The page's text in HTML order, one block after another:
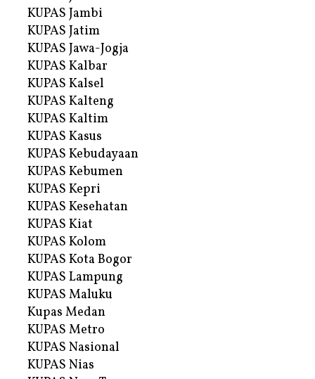
KUPAS Jambi
KUPAS Jatim
KUPAS Jawa-Jogja
KUPAS Kalbar
KUPAS Kalsel
KUPAS Kalteng
KUPAS Kaltim
KUPAS Kasus
KUPAS Kebudayaan
KUPAS Kebumen
KUPAS Kepri
KUPAS Kesehatan
KUPAS Kiat
KUPAS Kolom
KUPAS Kota Bogor
KUPAS Lampung
KUPAS Maluku
Kupas Medan
KUPAS Metro
KUPAS Nasional
KUPAS Nias